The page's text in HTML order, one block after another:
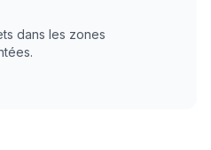
dans les zones